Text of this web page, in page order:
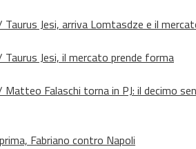
Jesi, arriva Lomtasdze e il
Jesi, il mercato prende forma
Falaschi torna in PJ: il decimo
Fabriano contro Napoli